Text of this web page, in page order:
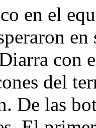
en el
con
del
De las